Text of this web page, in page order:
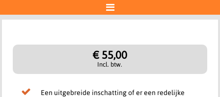

Aan de slag
€ 55,00
Incl. btw.
Een uitgebreide inschatting of er een redelijke